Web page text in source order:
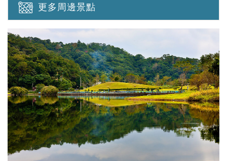
更多周邊景點